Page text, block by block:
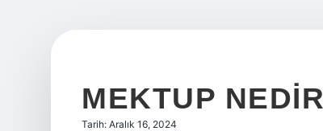
MEKTUP
Tarih: Aralık 16, 2024